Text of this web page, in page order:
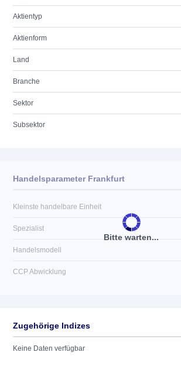
Aktientyp
Aktienform
Land
Branche
Sektor
Subsektor
Bitte warten...
Handelsparameter Frankfurt
Kleinste handelbare Einheit
Spezialist
Handelsmodell
CCP Abwicklung
Zugehörige Indizes
Keine Daten verfügbar